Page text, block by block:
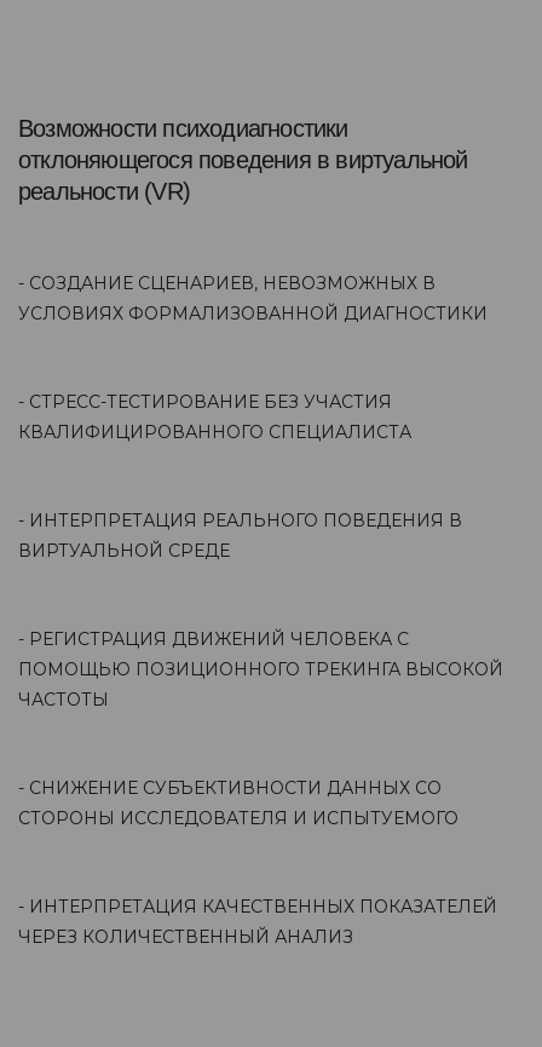
Возможности психодиагностики
отклоняющегося поведения в виртуальной
реальности (VR)
- СОЗДАНИЕ СЦЕНАРИЕВ, НЕВОЗМОЖНЫХ В
УСЛОВИЯХ ФОРМАЛИЗОВАННОЙ ДИАГНОСТИКИ
- СТРЕСС-ТЕСТИРОВАНИЕ БЕЗ УЧАСТИЯ
КВАЛИФИЦИРОВАННОГО СПЕЦИАЛИСТА
- ИНТЕРПРЕТАЦИЯ РЕАЛЬНОГО ПОВЕДЕНИЯ В
ВИРТУАЛЬНОЙ СРЕДЕ
- РЕГИСТРАЦИЯ ДВИЖЕНИЙ ЧЕЛОВЕКА С
ПОМОЩЬЮ ПОЗИЦИОННОГО ТРЕКИНГА ВЫСОКОЙ
ЧАСТОТЫ
- СНИЖЕНИЕ СУБЪЕКТИВНОСТИ ДАННЫХ СО
СТОРОНЫ ИССЛЕДОВАТЕЛЯ И ИСПЫТУЕМОГО
- ИНТЕРПРЕТАЦИЯ КАЧЕСТВЕННЫХ ПОКАЗАТЕЛЕЙ
ЧЕРЕЗ КОЛИЧЕСТВЕННЫЙ АНАЛИЗ